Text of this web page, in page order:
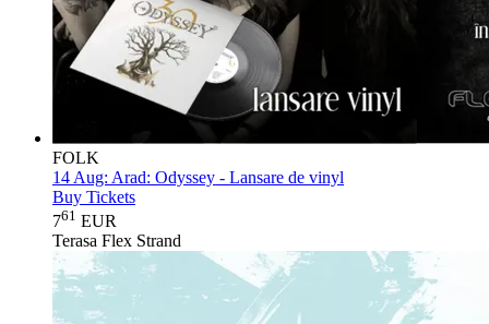
FOLK
14 Aug: Arad: Odyssey - Lansare de vinyl
Buy Tickets
761 EUR
Terasa Flex Strand